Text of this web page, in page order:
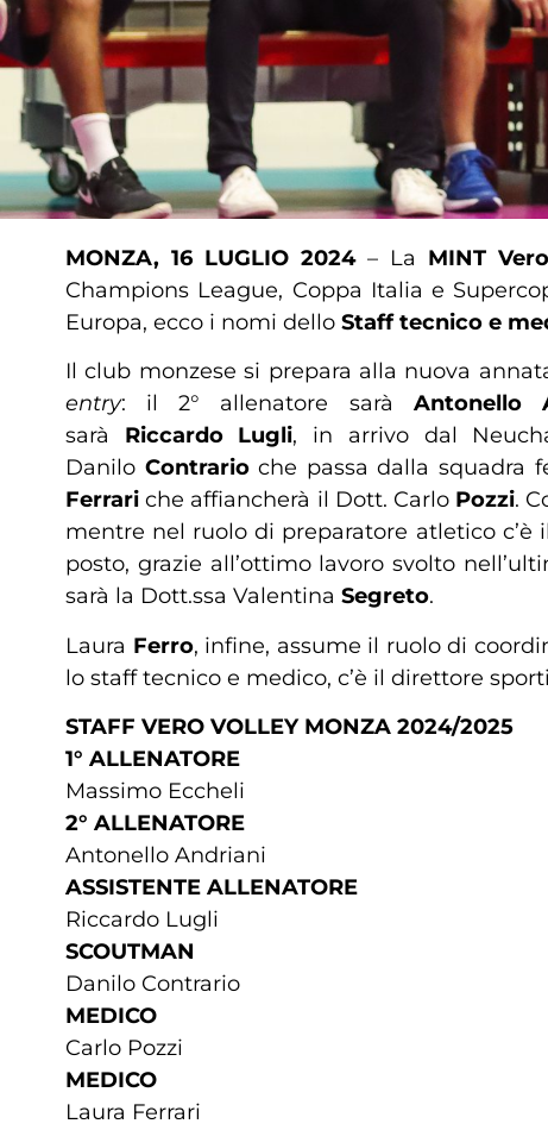
MONZA, 16 LUGLIO 2024– La MINT
Champions League, Coppa Italia e
Europa, ecco i nomi dello Staff tecnico e
Il club monzese si prepara alla nuova
entry: il 2° allenatore sarà Antonello
sarà Riccardo Lugli, in arrivo dal
Danilo Contrarioche passa dalla squadra
Ferrari che affiancherà il Dott. Carlo Pozzi.
mentre nel ruolo di preparatore atletico
posto, grazie all’ottimo lavoro svolto
sarà la Dott.ssa Valentina Segreto.
Laura Ferro, infine, assume il ruolo di
lo staff tecnico e medico, c’è il direttore
STAFF VERO VOLLEY MONZA 2024/2025
1° ALLENATORE
Massimo Eccheli
2° ALLENATORE
Antonello Andriani
ASSISTENTE ALLENATORE
Riccardo Lugli
SCOUTMAN
Danilo Contrario
MEDICO
Carlo Pozzi
MEDICO
Laura Ferrari